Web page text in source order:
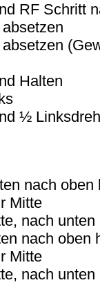
RF Schritt
Halten
½
nach oben
Mitte
nach unten
nach oben
Mitte
nach unten